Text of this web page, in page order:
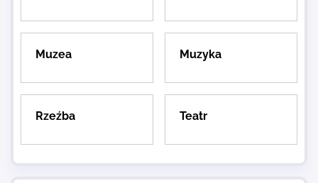
Muzea Muzyka
Rzeźba Teatr